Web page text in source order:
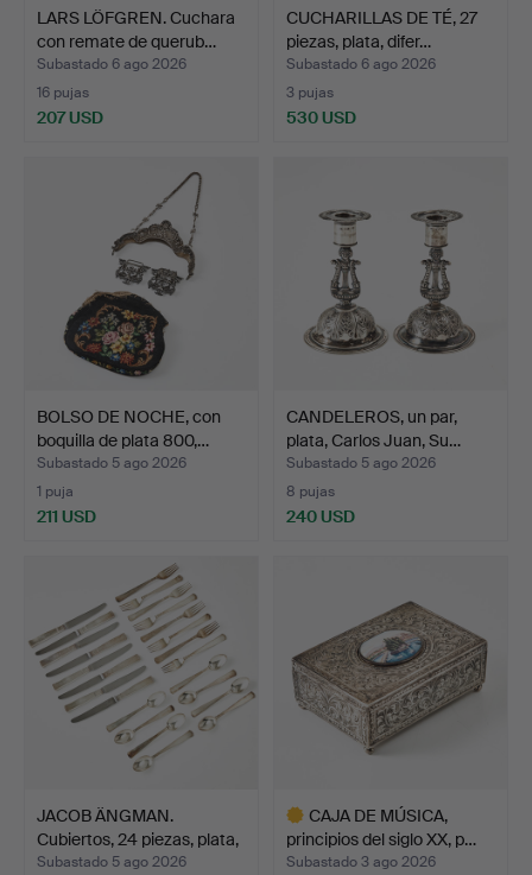
LARS LÖFGREN. Cuchara
con remate de querub…
Subastado 6 ago 2026
16 pujas
207 USD
CUCHARILLAS DE TÉ, 27
piezas, plata, difer…
Subastado 6 ago 2026
3 pujas
530 USD
BOLSO DE NOCHE, con
boquilla de plata 800,…
Subastado 5 ago 2026
1 puja
211 USD
CANDELEROS, un par,
plata, Carlos Juan, Su…
Subastado 5 ago 2026
8 pujas
240 USD
JACOB ÄNGMAN.
Cubiertos, 24 piezas, plata,
…
Subastado 5 ago 2026
CAJA DE MÚSICA,
principios del siglo XX, p…
Subastado 3 ago 2026